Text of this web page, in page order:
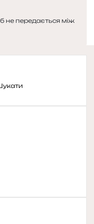
не передається між